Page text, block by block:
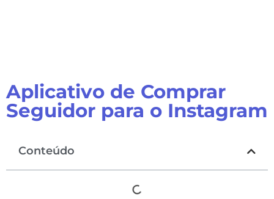
Aplicativo de Comprar
Seguidor para o Instagram
Conteúdo